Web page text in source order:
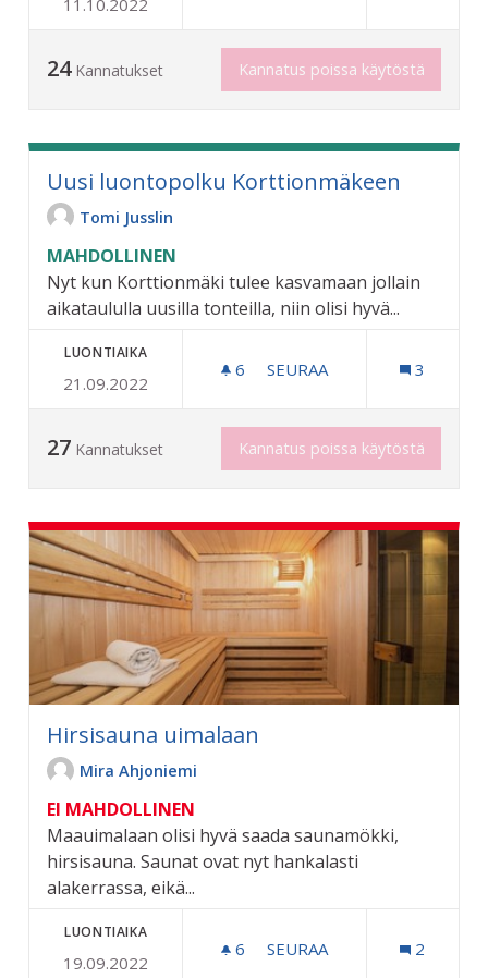
24 Kannatukset Kannatus poissa käytöstä
Uusi luontopolku Korttionmäkeen
Tomi Jusslin
MAHDOLLINEN
Nyt kun Korttionmäki tulee kasvamaan jollain
aikataululla uusilla tonteilla, niin olisi hyvä...
LUONTIAIKA
21.09.2022
6 6 SEURAAJAA
SEURAA 3
27 Kannatukset Kannatus poissa käytöstä
Hirsisauna uimalaan
Mira Ahjoniemi
EI MAHDOLLINEN
Maauimalaan olisi hyvä saada saunamökki,
hirsisauna. Saunat ovat nyt hankalasti
alakerrassa, eikä...
LUONTIAIKA
19.09.2022
6 6 SEURAAJAA
SEURAA 2